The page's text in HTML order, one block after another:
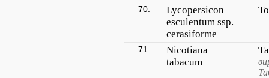
70.
Lycopersicon
esculentum ssp.
cerasiforme
71.
Nicotiana
tabacum